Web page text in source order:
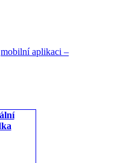
mobilní aplikaci –